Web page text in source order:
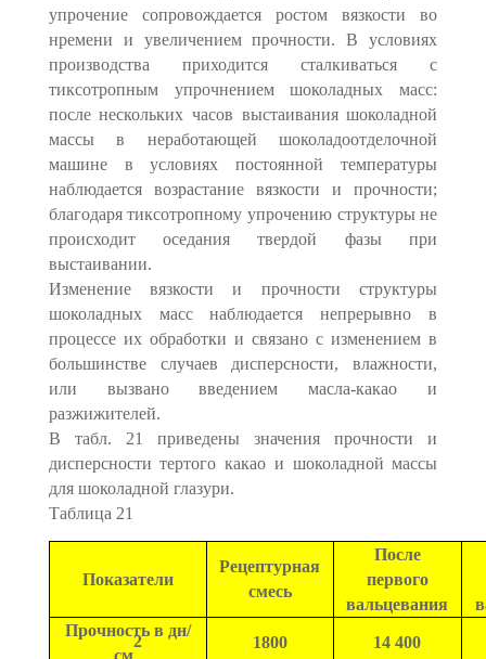
упрочение сопровождается ростом вязкости во
нремени и увеличением прочности. В условиях
производства приходится сталкиваться с
тиксотропным упрочнением шоколадных масс:
после нескольких часов выстаивания шоколадной
массы в неработающей шоколадоотделочной
машине в условиях постоянной температуры
наблюдается возрастание вязкости и прочности;
благодаря тиксотропному упрочению структуры не
происходит оседания твердой фазы при
выстаивании.
Изменение вязкости и прочности структуры
шоколадных масс наблюдается непрерывно в
процессе их обработки и связано с изменением в
большинстве случаев дисперсности, влажности,
или вызвано введением масла-какао и
разжижителей.
В табл. 21 приведены значения прочности и
дисперсности тертого какао и шоколадной массы
для шоколадной глазури.
Таблица 21
Показатели
Рецептурная
смесь
После
первого
вальцевания
Прочность в дн/
см
2 1800 14 400